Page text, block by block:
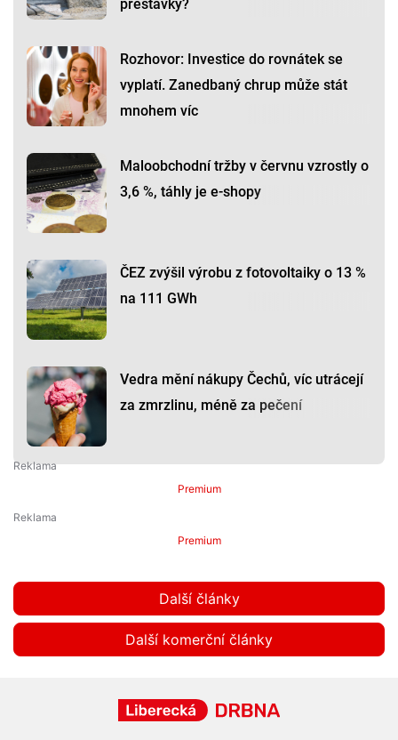
přestávky?
Rozhovor: Investice do rovnátek se
vyplatí. Zanedbaný chrup může stát
mnohem víc
Maloobchodní tržby v červnu vzrostly o
3,6 %, táhly je e-shopy
ČEZ zvýšil výrobu z fotovoltaiky o 13 %
na 111 GWh
Vedra mění nákupy Čechů, víc utrácejí
za zmrzlinu, méně za pečení
Premium
Premium
Další články
Další komerční články